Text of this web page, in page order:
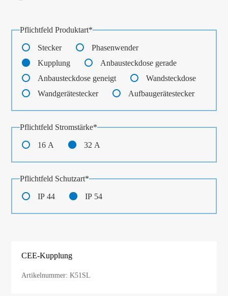
PflichtfeldProduktart*
Stecker
Phasenwender
Kupplung
Anbausteckdose gerade
Anbausteckdose geneigt
Wandsteckdose
Wandgerätestecker
Aufbaugerätestecker
Pflichtfeld Stromstärke*
16 A 32 A
Pflichtfeld Schutzart*
IP 44 IP 54
CEE-Kupplung
Artikelnummer: K51SL